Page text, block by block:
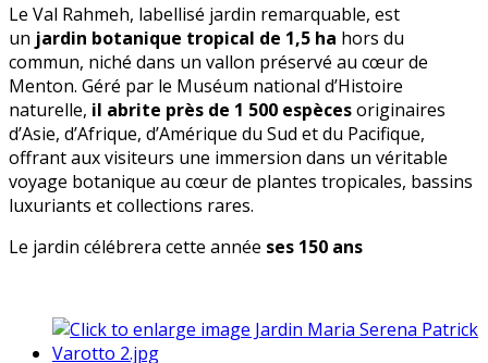
Le Val Rahmeh, labellisé jardin remarquable, est
un jardin botanique tropical de 1,5 ha hors du
commun, niché dans un vallon préservé au cœur de
Menton. Géré par le Muséum national d’Histoire
naturelle, il abrite près de 1 500 espècesoriginaires
d’Asie, d’Afrique, d’Amérique du Sud et du Pacifique,
offrant aux visiteurs une immersion dans un véritable
voyage botanique au cœur de plantes tropicales, bassins
luxuriants et collections rares.
Le jardin célébrera cette année ses 150 ans